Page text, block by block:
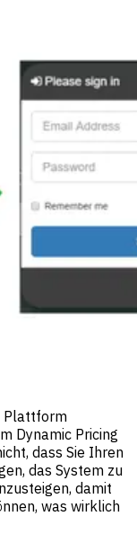
Plattform
Dynamic Pricing
dass Sie Ihren
das System zu
damit
was wirklich